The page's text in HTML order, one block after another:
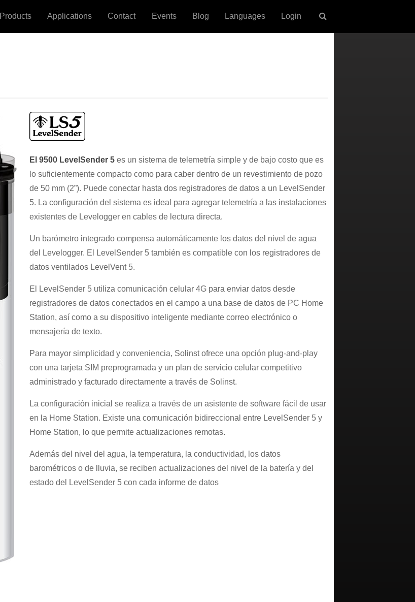
Products Applications Contact Events Blog Languages Login
El 9500 LevelSender 5 es un sistema de telemetría simple y de bajo costo que es
lo suficientemente compacto como para caber dentro de un revestimiento de pozo
de 50 mm (2”). Puede conectar hasta dos registradores de datos a un LevelSender
5. La configuración del sistema es ideal para agregar telemetría a las instalaciones
existentes de Levelogger en cables de lectura directa.
Un barómetro integrado compensa automáticamente los datos del nivel de agua
del Levelogger. El LevelSender 5 también es compatible con los registradores de
datos ventilados LevelVent 5.
El LevelSender 5 utiliza comunicación celular 4G para enviar datos desde
registradores de datos conectados en el campo a una base de datos de PC Home
Station, así como a su dispositivo inteligente mediante correo electrónico o
mensajería de texto.
Para mayor simplicidad y conveniencia, Solinst ofrece una opción plug-and-play
con una tarjeta SIM preprogramada y un plan de servicio celular competitivo
administrado y facturado directamente a través de Solinst.
La configuración inicial se realiza a través de un asistente de software fácil de usar
en la Home Station. Existe una comunicación bidireccional entre LevelSender 5 y
Home Station, lo que permite actualizaciones remotas.
Además del nivel del agua, la temperatura, la conductividad, los datos
barométricos o de lluvia, se reciben actualizaciones del nivel de la batería y del
estado del LevelSender 5 con cada informe de datos